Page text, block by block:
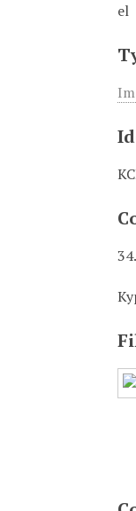
el